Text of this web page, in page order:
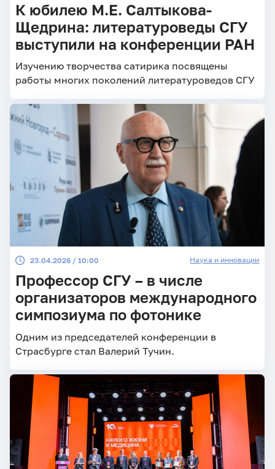
К юбилею М.Е. Салтыкова-
Щедрина: литературоведы СГУ
выступили на конференции РАН
Изучению творчества сатирика посвящены
работы многих поколений литературоведов СГУ
23.04.2026 / 10:00 Наука и инновации
Профессор СГУ – в числе
организаторов международного
симпозиума по фотонике
Одним из председателей конференции в
Страсбурге стал Валерий Тучин.